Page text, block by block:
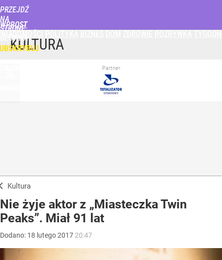
PRZEJDŹ
NA
STRONĘ
GŁÓWNĄ
WPROST
KULTURA
Partner
Kultura
Nie żyje aktor z „Miasteczka Twin
Peaks”. Miał 91 lat
Dodano: 18 lutego2017 20:47